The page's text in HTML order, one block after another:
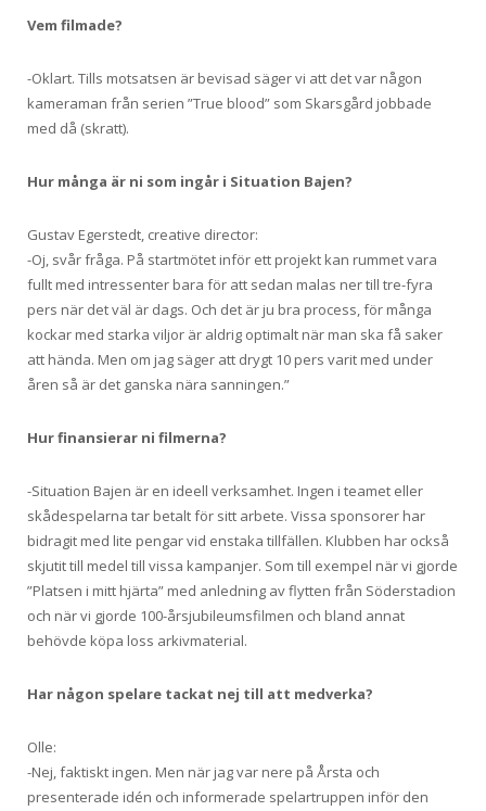
Vem filmade?
-Oklart. Tills motsatsen är bevisad säger vi att det var någon
kameraman från serien ”True blood” som Skarsgård jobbade
med då (skratt).
Hur många är ni som ingår i Situation Bajen?
Gustav Egerstedt, creative director:
-Oj, svår fråga. På startmötet inför ett projekt kan rummet vara
fullt med intressenter bara för att sedan malas ner till tre-fyra
pers när det väl är dags. Och det är ju bra process, för många
kockar med starka viljor är aldrig optimalt när man ska få saker
att hända. Men om jag säger att drygt 10 pers varit med under
åren så är det ganska nära sanningen.”
Hur finansierar ni filmerna?
-Situation Bajen är en ideell verksamhet. Ingen i teamet eller
skådespelarna tar betalt för sitt arbete. Vissa sponsorer har
bidragit med lite pengar vid enstaka tillfällen. Klubben har också
skjutit till medel till vissa kampanjer. Som till exempel när vi gjorde
”Platsen i mitt hjärta” med anledning av flytten från Söderstadion
och när vi gjorde 100-årsjubileumsfilmen och bland annat
behövde köpa loss arkivmaterial.
Har någon spelare tackat nej till att medverka?
Olle:
-Nej, faktiskt ingen. Men när jag var nere på Årsta och
presenterade idén och informerade spelartruppen inför den